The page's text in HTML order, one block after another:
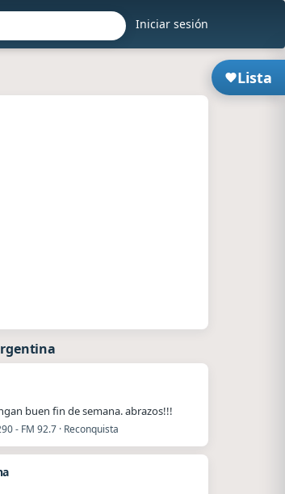
Iniciar sesión
Lista
buen fin de semana. abrazos!!!
- FM 92.7 · Reconquista